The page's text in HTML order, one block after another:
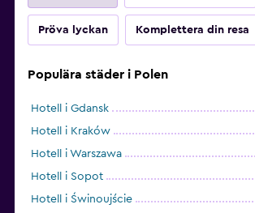
Pröva lyckan Komplettera din resa
Populära städer i Polen
Hotell i Gdansk
Hotell i Kraków
Hotell i Warszawa
Hotell i Sopot
Hotell i Świnoujście